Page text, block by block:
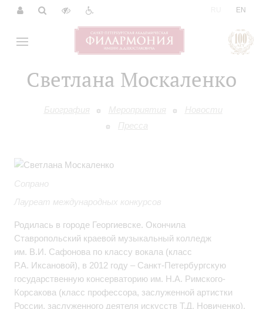
EN
Светлана Москаленко
Биография Мероприятия
Новости
Пресса
Сопрано
Лауреат международных конкурсов
Родилась в городе Георгиевске. Окончила
Ставропольский краевой музыкальный колледж
им. В.И. Сафонова по классу вокала (класс
Р.А. Иксановой), в 2012 году – Санкт-Петербургскую
государственную консерваторию им. Н.А. Римского-
Корсакова (класс профессора, заслуженной артистки
России, заслуженного деятеля искусств Т.Д. Новиченко).